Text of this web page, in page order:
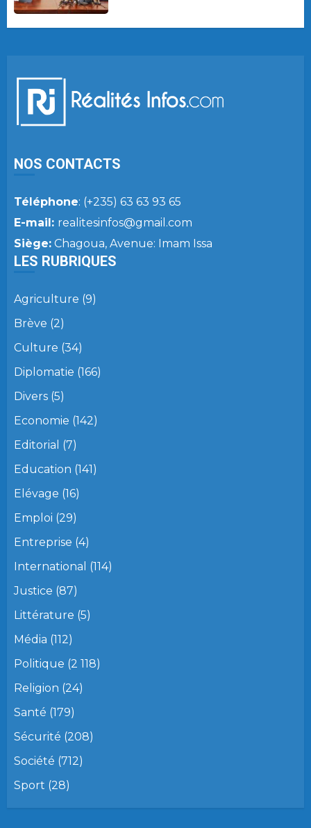
NOS CONTACTS
Téléphone: (+235) 63 63 93 65
E-mail: realitesinfos@gmail.com
Siège: Chagoua, Avenue: Imam Issa
LES RUBRIQUES
Agriculture (9)
Brève (2)
Culture (34)
Diplomatie (166)
Divers (5)
Economie (142)
Editorial (7)
Education (141)
Elévage (16)
Emploi (29)
Entreprise (4)
International (114)
Justice (87)
Littérature (5)
Média (112)
Politique (2 118)
Religion (24)
Santé (179)
Sécurité (208)
Société (712)
Sport (28)